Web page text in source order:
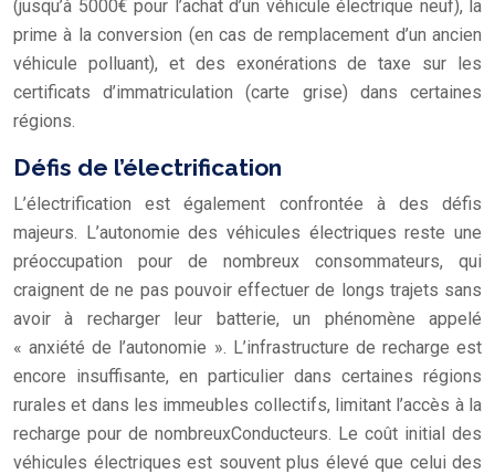
(jusqu’à 5000€ pour l’achat d’un véhicule électrique neuf), la
prime à la conversion (en cas de remplacement d’un ancien
véhicule polluant), et des exonérations de taxe sur les
certificats d’immatriculation (carte grise) dans certaines
régions.
Défis de l’électrification
L’électrification est également confrontée à des défis
majeurs. L’autonomie des véhicules électriques reste une
préoccupation pour de nombreux consommateurs, qui
craignent de ne pas pouvoir effectuer de longs trajets sans
avoir à recharger leur batterie, un phénomène appelé
« anxiété de l’autonomie ». L’infrastructure de recharge est
encore insuffisante, en particulier dans certaines régions
rurales et dans les immeubles collectifs, limitant l’accès à la
recharge pour de nombreuxConducteurs. Le coût initial des
véhicules électriques est souvent plus élevé que celui des